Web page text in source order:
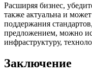
Расширяя бизнес,
также актуальна и
поддержания
предложением, можно
инфраструктуру,
Заключение